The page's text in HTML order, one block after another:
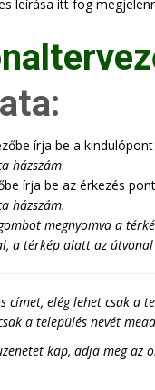
leírása itt fog
írja be a
házszám.
írja be az érkezés
házszám.
megnyomva a
a térkép alatt az útvonal
címet, elég lehet csak a
a település nevét
kap, adja meg az